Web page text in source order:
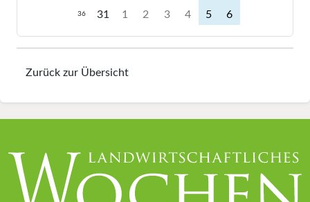
36 31 1 2 3 4 5 6
Zurück zur Übersicht